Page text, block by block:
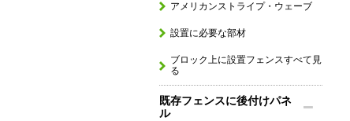
アメリカンストライプ・ウェーブ
設置に必要な部材
ブロック上に設置フェンスすべて見
る
既存フェンスに後付けパネ
ル